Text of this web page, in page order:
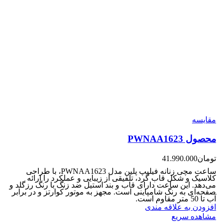
مقایسه
محصول PWNAA1623
تومان41.990.000
ساعت مچی زنانه فیلیپ پلین مدل PWNAA1623، با طراحی
کلاسیک و شکل قاب گرد، تلفیقی از زیبایی و عملکرد را ارائه
می‌دهد. این ساعت دارای قاب و بند استیل ضد زنگ با رنگ رزگلد و
صفحه‌ای به رنگ شامپاینی است. مجهز به موتور کوارتز و در برابر
آب تا 50 متر مقاوم است.
افزودن به علاقه مندی
مشاهده سریع